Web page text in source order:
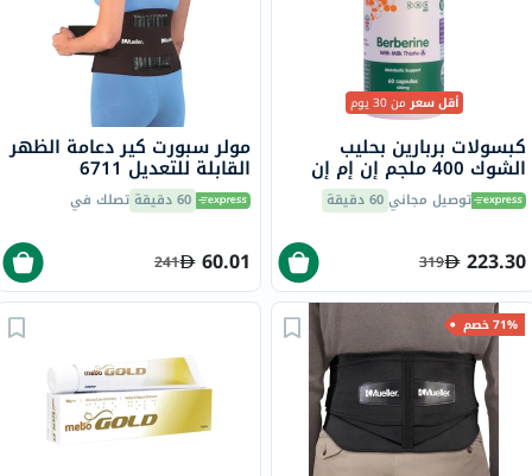
أقل سعرمن 30 يوم
كبسولات بربارين بحليب
الشوك 400 ملجم إن إم إن
بايو، لدعم الكبد - 60 كبسولة
توصيل مجاني60 دقيقة
223.30
319
مولر سبورت كير دعامة الظهر
القابلة للتعديل 6711
60 دقيقة تصلك في
60.01
241
71% خصم